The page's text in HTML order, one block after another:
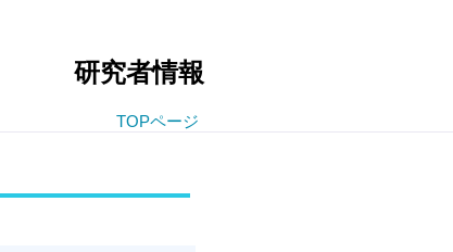
研究者情報
TOPページ